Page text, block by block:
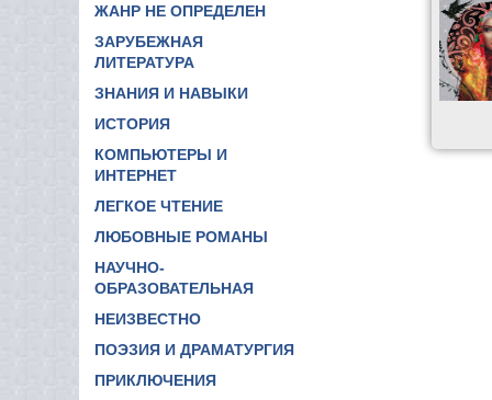
ЖАНР НЕ ОПРЕДЕЛЕН
ЗАРУБЕЖНАЯ
ЛИТЕРАТУРА
ЗНАНИЯ И НАВЫКИ
ИСТОРИЯ
КОМПЬЮТЕРЫ И
ИНТЕРНЕТ
ЛЕГКОЕ ЧТЕНИЕ
ЛЮБОВНЫЕ РОМАНЫ
НАУЧНО-
ОБРАЗОВАТЕЛЬНАЯ
НЕИЗВЕСТНО
ПОЭЗИЯ И ДРАМАТУРГИЯ
ПРИКЛЮЧЕНИЯ